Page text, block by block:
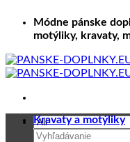
Módne pánske
motýliky, kravaty,
Hľadať:
Kravaty a motýliky